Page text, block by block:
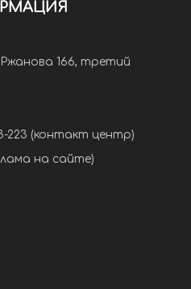
Ржанова 166, третий
223 (контакт центр)
на сайте)